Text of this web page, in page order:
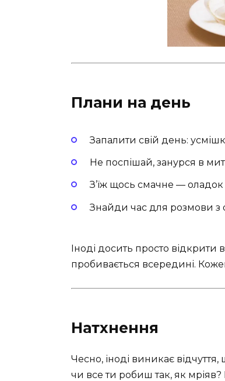
Плани на день
Запалити свій день:
Не поспішай, занурся в
З’їж щось смачне —
Знайди час для розмови з
Іноді досить просто відкрити
пробивається всередині.
Натхнення
Чесно, іноді виникає
чи все ти робиш так, як мріяв?